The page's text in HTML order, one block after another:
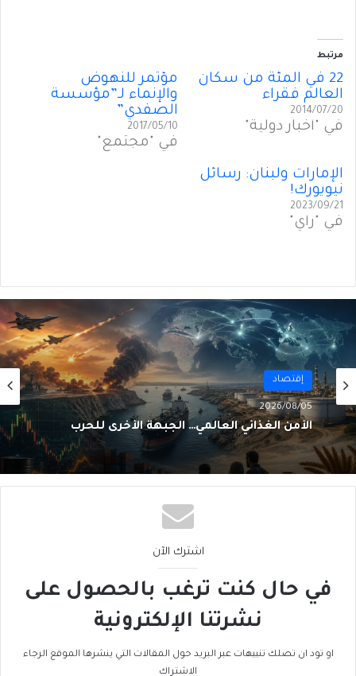
مرتبط
22 في المئة من سكان
العالم فقراء
2014/07/20
في "أخبار دولية"
مؤتمر للنهوض
والإنماء لـ”مؤسسة
الصفدي”
2017/05/10
في "مجتمع"
الإمارات ولبنان: رسائل
نيويورك!
2023/09/21
في "رأي"
إقتصاد
2026/08/05
أول
2026/08/02
من الغاز إلى الجغرافيا السياسية… ماذا يُغيّرُ خط
نيجيريا–المغرب؟
اشترك الآن
في حال كنت ترغب بالحصول على
نشرتنا الإلكترونية
او تود ان تصلك تنبيهات عبر البريد حول المقالات التي ينشرها الموقع الرجاء
الاشتراك